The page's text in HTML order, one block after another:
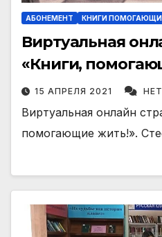
АБОНЕМЕНТ КНИГИ
Виртуальная
«Книги,
15 АПРЕЛЯ 2021
Виртуальная онлайн
помогающие жить!».